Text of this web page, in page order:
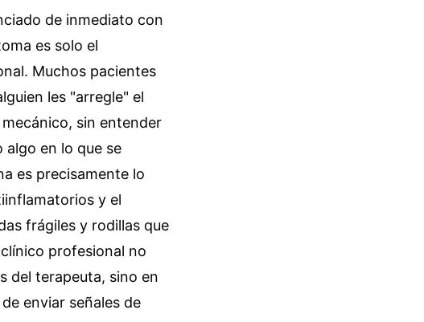
de inmediato con
es solo el
Muchos pacientes
les "arregle" el
sin entender
algo en lo que se
es precisamente lo
y el
frágiles y rodillas que
profesional no
del terapeuta, sino en
enviar señales de